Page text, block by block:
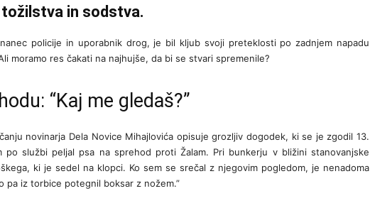
in sodstva.
policije in uporabnik drog, je bil kljub svoji preteklosti po zadnjem napadu
moramo res čakati na najhujše, da bi se stvari spremenile?
“Kaj me gledaš?”
novinarja Dela Novice Mihajlovića opisuje grozljiv dogodek, ki se je zgodil 13.
po službi peljal psa na sprehod proti Žalam. Pri bunkerju v bližini stanovanjske
ki je sedel na klopci. Ko sem se srečal z njegovim pogledom, je nenadoma
pa iz torbice potegnil boksar z nožem.”